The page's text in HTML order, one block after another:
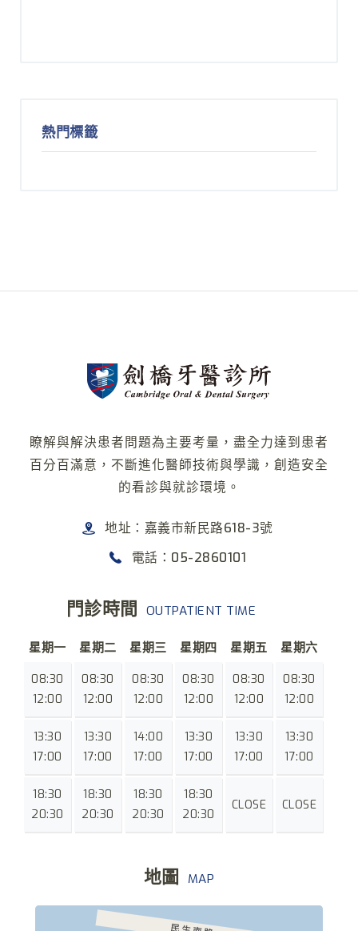
熱門標籤
瞭解與解決患者問題為主要考量，盡全力達到患者
百分百滿意，不斷進化醫師技術與學識，創造安全
的看診與就診環境。
地址：嘉義市新民路618-3號
電話：05-2860101
門診時間 OUTPATIENT TIME
星期一 星期二 星期三 星期四 星期五 星期六
08:30
12:00
08:30
12:00
08:30
12:00
08:30
12:00
08:30
12:00
08:30
12:00
13:30
17:00
13:30
17:00
14:00
17:00
13:30
17:00
13:30
17:00
13:30
17:00
18:30
20:30
18:30
20:30
18:30
20:30
18:30
20:30
CLOSE CLOSE
地圖 MAP